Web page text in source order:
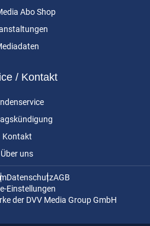
Abo Shop
/ Kontakt
Kontakt
Über uns
DatenschutzAGB
Einstellungen
der DVV Media Group GmbH